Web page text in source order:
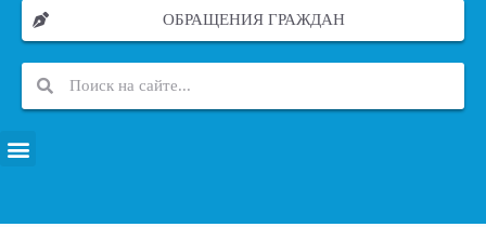
ОБРАЩЕНИЯ ГРАЖДАН